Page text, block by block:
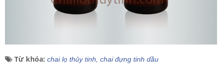
Từ khóa: chai lọ thủy tinh, chai đựng tinh dầu